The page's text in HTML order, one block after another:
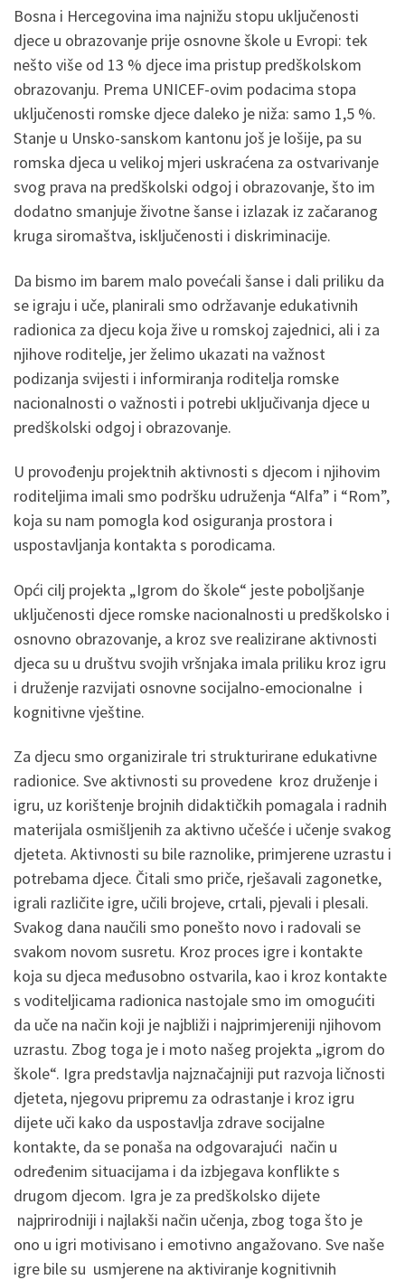
Bosna i Hercegovina ima najnižu stopu uključenosti
djece u obrazovanje prije osnovne škole u Evropi: tek
nešto više od 13 % djece ima pristup predškolskom
obrazovanju. Prema UNICEF-ovim podacima stopa
uključenosti romske djece daleko je niža: samo 1,5 %.
Stanje u Unsko-sanskom kantonu još je lošije, pa su
romska djeca u velikoj mjeri uskraćena za ostvarivanje
svog prava na predškolski odgoj i obrazovanje, što im
dodatno smanjuje životne šanse i izlazak iz začaranog
kruga siromaštva, isključenosti i diskriminacije.
Da bismo im barem malo povećali šanse i dali priliku da
se igraju i uče, planirali smo održavanje edukativnih
radionica za djecu koja žive u romskoj zajednici, ali i za
njihove roditelje, jer želimo ukazati na važnost
podizanja svijesti i informiranja roditelja romske
nacionalnosti o važnosti i potrebi uključivanja djece u
predškolski odgoj i obrazovanje.
U provođenju projektnih aktivnosti s djecom i njihovim
roditeljima imali smo podršku udruženja “Alfa” i “Rom”,
koja su nam pomogla kod osiguranja prostora i
uspostavljanja kontakta s porodicama.
Opći cilj projekta „Igrom do škole“ jeste poboljšanje
uključenosti djece romske nacionalnosti u predškolsko i
osnovno obrazovanje, a kroz sve realizirane aktivnosti
djeca su u društvu svojih vršnjaka imala priliku kroz igru
i druženje razvijati osnovne socijalno-emocionalne i
kognitivne vještine.
Za djecu smo organizirale tri strukturirane edukativne
radionice. Sve aktivnosti su provedene kroz druženje i
igru, uz korištenje brojnih didaktičkih pomagala i radnih
materijala osmišljenih za aktivno učešće i učenje svakog
djeteta. Aktivnosti su bile raznolike, primjerene uzrastu i
potrebama djece. Čitali smo priče, rješavali zagonetke,
igrali različite igre, učili brojeve, crtali, pjevali i plesali.
Svakog dana naučili smo ponešto novo i radovali se
svakom novom susretu. Kroz proces igre i kontakte
koja su djeca međusobno ostvarila, kao i kroz kontakte
s voditeljicama radionica nastojale smo im omogućiti
da uče na način koji je najbliži i najprimjereniji njihovom
uzrastu. Zbog toga je i moto našeg projekta „igrom do
škole“. Igra predstavlja najznačajniji put razvoja ličnosti
djeteta, njegovu pripremu za odrastanje i kroz igru
dijete uči kako da uspostavlja zdrave socijalne
kontakte, da se ponaša na odgovarajući način u
određenim situacijama i da izbjegava konflikte s
drugom djecom. Igra je za predškolsko dijete
najprirodniji i najlakši način učenja, zbog toga što je
ono u igri motivisano i emotivno angažovano. Sve naše
igre bile su usmjerene na aktiviranje kognitivnih